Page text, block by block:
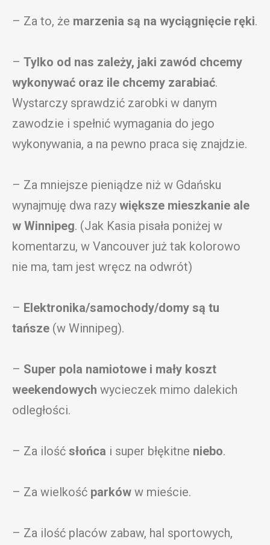
– Za to, że marzenia są na wyciągnięcie ręki.
– Tylko od nas zależy, jaki zawód chcemy
wykonywać oraz ile chcemy zarabiać.
Wystarczy sprawdzić zarobki w danym
zawodzie i spełnić wymagania do jego
wykonywania, a na pewno praca się znajdzie.
– Za mniejsze pieniądze niż w Gdańsku
wynajmuję dwa razy większe mieszkanie ale
w Winnipeg. (Jak Kasia pisała poniżej w
komentarzu, w Vancouver już tak kolorowo
nie ma, tam jest wręcz na odwrót)
– Elektronika/samochody/domy są tu
tańsze (w Winnipeg).
– Super pola namiotowe i mały koszt
weekendowych wycieczek mimo dalekich
odległości.
– Za ilość słońca i super błękitne niebo.
– Za wielkość parków w mieście.
– Za ilość placów zabaw, hal sportowych,